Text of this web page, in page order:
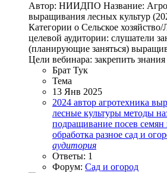
Автор: НИИДПО Название:
выращивания лесных культур
Категории o Сельское
целевой аудитории: слушатели
(планирующие заняться)
Цели вебинара: закрепить
Брат Тук
Тема
13 Янв 2025
2024 автор агротехника
лесные культуры методы
подращивание посев семян
обработка разное сад и
аудитория
Ответы: 1
Форум: Сад и огород